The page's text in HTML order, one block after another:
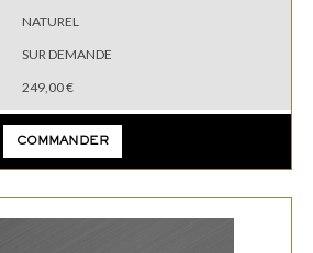
NATUREL
SUR DEMANDE
249,00 €
COMMANDER